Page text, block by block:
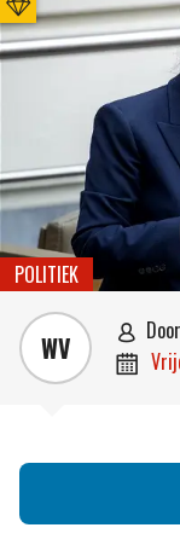
POLITIEK
WV  door
